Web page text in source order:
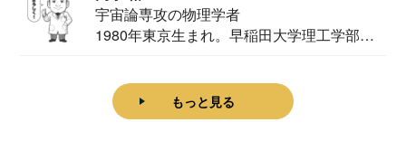
宇宙論専攻の物理学者
1980年東京生まれ。早稲田大学理工学部物
もっと見る